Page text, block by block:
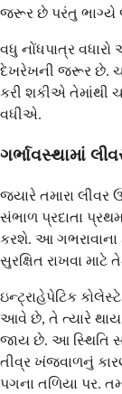
જરૂર છે પરંતુ ભાગ્યે
વધુ નોંધપાત્ર
દેખરેખની જરૂર છે.
કરી શકીએ તેમાંથી
વધીએ.
ગર્ભાવસ્થામાં
જ્યારે તમારા
સંભાળ પ્રદાતા
કરશે. આ ગભરાવાના
સુરક્ષિત રાખવા
ઇન્ટ્રાહેપેટિક
આવે છે, તે ત્યારે થાય છે
જાય છે. આ સ્થિતિ
તીવ્ર ખંજવાળનું
પગના તળિયા પર.